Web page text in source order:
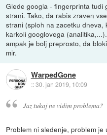
Glede googla - fingerprinta tudi
strani. Tako, da rabis zraven
strani (sploh na zacetku
karkoli googlovega
ampak je bolj preprosto, da
mir.
WarpedGone
::30. jan 2019, 10:09
Jaz tukaj ne vidim problema?
Problem ni sledenje, problem je